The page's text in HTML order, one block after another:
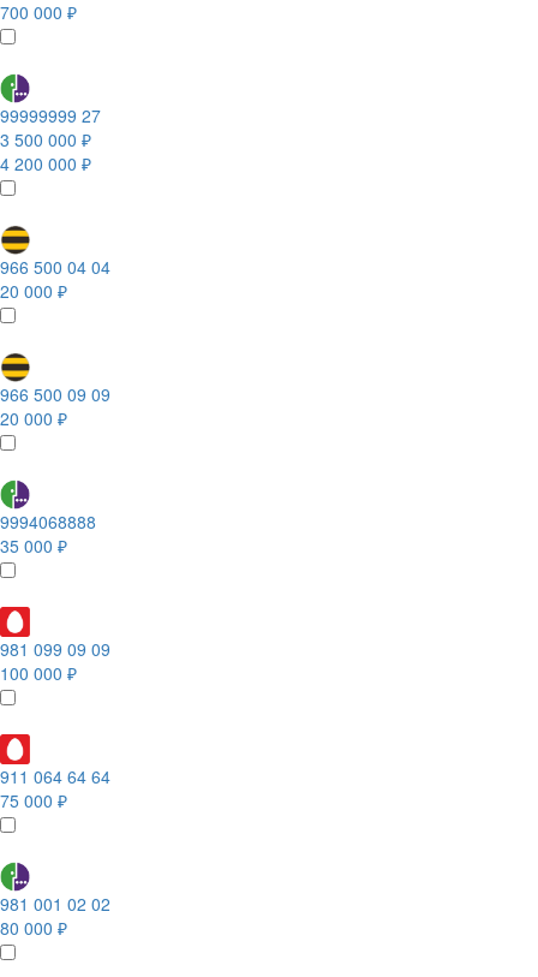
700 000 ₽
99999999 27
3 500 000 ₽
4 200 000 ₽
966 500 04 04
20 000 ₽
966 500 09 09
20 000 ₽
9994068888
35 000 ₽
981 099 09 09
100 000 ₽
911 064 64 64
75 000 ₽
981 001 02 02
80 000 ₽